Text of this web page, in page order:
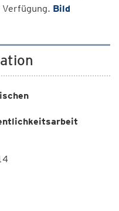
Verfügung. Bild